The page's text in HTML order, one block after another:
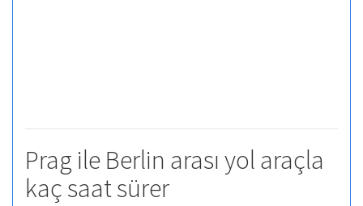
Prag ile Berlin arası yol araçla
kaç saat sürer